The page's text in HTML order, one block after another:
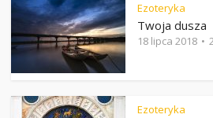
Ezoteryka
Twoja dusza
18 lipca 2018
Ezoteryka